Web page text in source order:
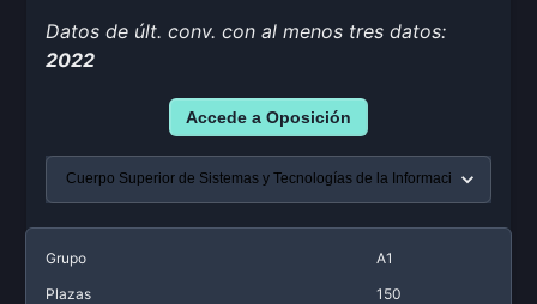
Datos de últ. conv. con al menos tres datos:
2022
Accede a Oposición
Grupo
A1
Plazas
150